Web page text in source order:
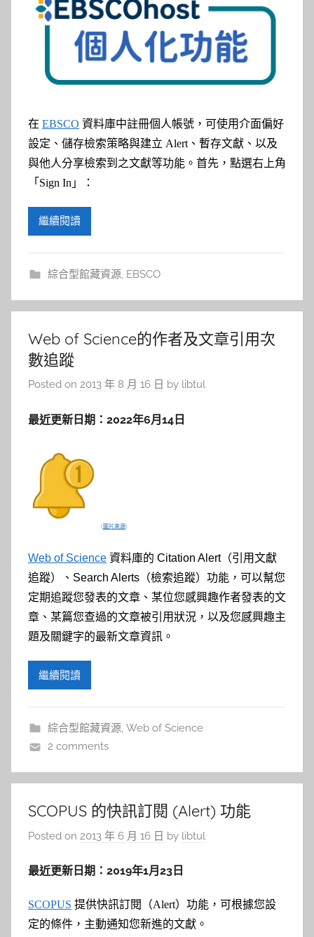
在 EBSCO 資料庫中註冊個人帳號，可使用介面偏好
設定、儲存檢索策略與建立 Alert、暫存文獻、以及
與他人分享檢索到之文獻等功能。首先， 點選右上角
「Sign In」：
繼續閱讀
綜合型館藏資源, EBSCO
Web of Science的作者及文章引用次
數追蹤
Posted on 2013 年 8 月 16 日 by libtul
最近更新日期：2022年6月14日
(圖片來源)
Web of Science 資料庫的 Citation Alert（引用文獻
追蹤）、Search Alerts（檢索追蹤）功能，可以幫您
定期追蹤您發表的文章、某位您感興趣作者發表的文
章、某篇您查過的文章被引用狀況，以及您感興趣主
題及關鍵字的最新文章資訊。
繼續閱讀
綜合型館藏資源, Web of Science
2 comments
SCOPUS 的快訊訂閱 (Alert) 功能
Posted on 2013 年 6 月 16 日 by libtul
最近更新日期：2019年1月23日
SCOPUS 提供快訊訂閱（Alert）功能，可根據您設
定的條件，主動通知您新進的文獻。